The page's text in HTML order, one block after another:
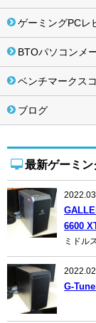
ゲーミングPCレ
BTOパソコンメ
ベンチマークス
ブログ
最新ゲーミ
6600
ミドル
G-